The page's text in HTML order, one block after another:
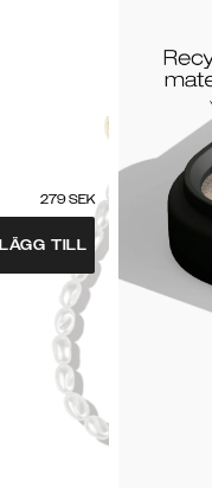
279 SEK
LÄGG TILL